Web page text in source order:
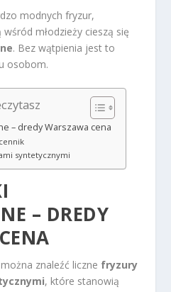
modnych fryzur,
młodzieży cieszą się
. Bez wątpienia jest to
osobom.
– dredy Warszawa cena
syntetycznymi
– DREDY
znaleźć liczne fryzury
, które stanowią